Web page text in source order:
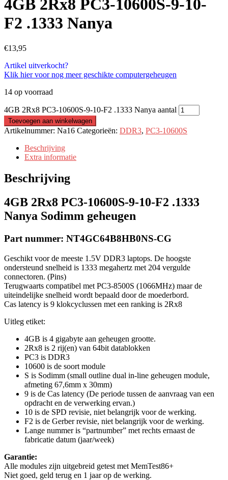
4GB 2Rx8 PC3-10600S-9-10-
F2 .1333 Nanya
€13,95
Artikel uitverkocht?
Klik hier voor nog meer geschikte computergeheugen
14 op voorraad
4GB 2Rx8 PC3-10600S-9-10-F2 .1333 Nanya aantal
Toevoegen aan winkelwagen
Artikelnummer: Na16 Categorieën: DDR3, PC3-10600S
Beschrijving
Extra informatie
Beschrijving
4GB 2Rx8 PC3-10600S-9-10-F2 .1333
Nanya Sodimm geheugen
Part nummer: NT4GC64B8HB0NS-CG
Geschikt voor de meeste 1.5V DDR3 laptops. De hoogste
ondersteund snelheid is 1333 megahertz met 204 vergulde
connectoren. (Pins)
Terugwaarts compatibel met PC3-8500S (1066MHz) maar de
uiteindelijke snelheid wordt bepaald door de moederbord.
Cas latency is 9 klokcyclussen met een ranking is 2Rx8
Uitleg etiket:
4GB is 4 gigabyte aan geheugen grootte.
2Rx8 is 2 rij(en) van 64bit datablokken
PC3 is DDR3
10600 is de soort module
S is Sodimm (small outline dual in-line geheugen module,
afmeting 67,6mm x 30mm)
9 is de Cas latency (De periode tussen de aanvraag van een
opdracht en de verwerking ervan.)
10 is de SPD revisie, niet belangrijk voor de werking.
F2 is de Gerber revisie, niet belangrijk voor de werking.
Lange nummer is “partnumber” met rechts ernaast de
fabricatie datum (jaar/week)
Garantie:
Alle modules zijn uitgebreid getest met MemTest86+
Niet goed, geld terug en 1 jaar op de werking.